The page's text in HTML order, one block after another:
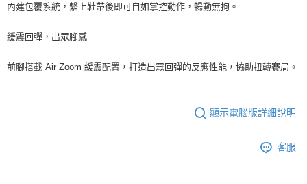
內建包覆系統，繫上鞋帶後即可自如掌控動作，暢動無拘。
緩震回彈，出眾腳感
前腳搭載 Air Zoom 緩震配置，打造出眾回彈的反應性能，協助扭轉賽局。
顯示電腦版詳細說明
客服